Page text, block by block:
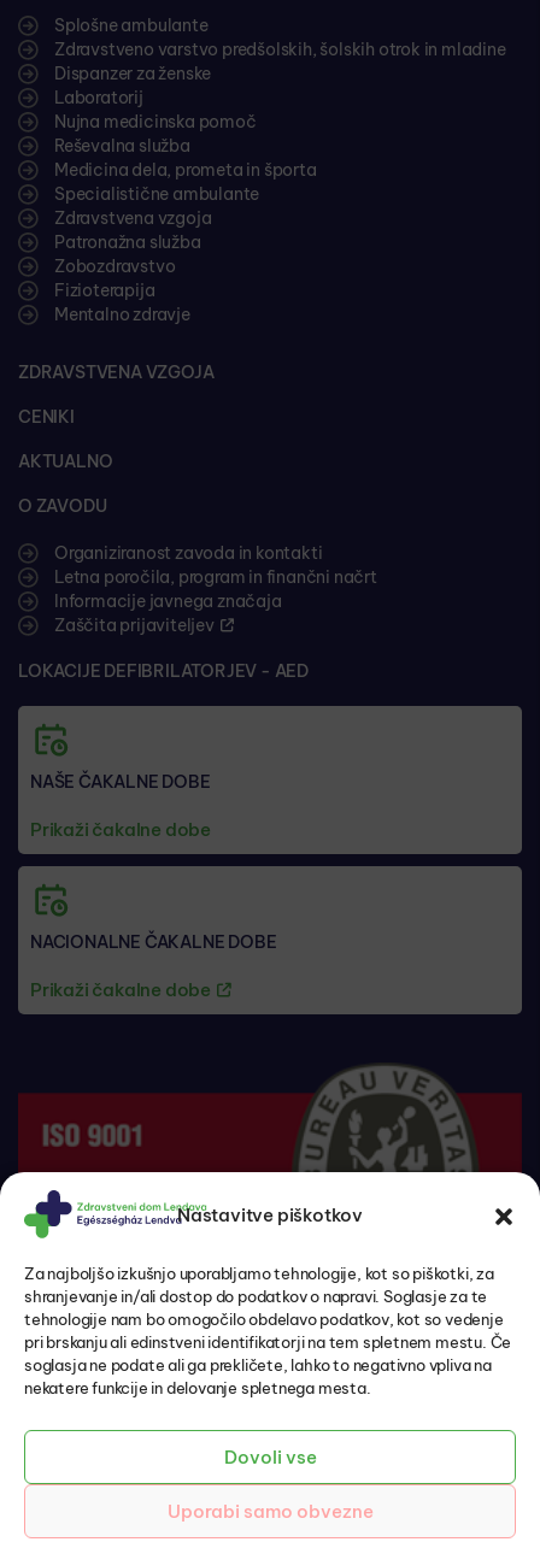
Nastavitve piškotkov
Za najboljšo izkušnjo uporabljamo tehnologije, kot so piškotki, za
shranjevanje in/ali dostop do podatkov o napravi. Soglasje za te
tehnologije nam bo omogočilo obdelavo podatkov, kot so vedenje
pri brskanju ali edinstveni identifikatorji na tem spletnem mestu. Če
soglasja ne podate ali ga prekličete, lahko to negativno vpliva na
nekatere funkcije in delovanje spletnega mesta.
Dovoli vse
Uporabi samo obvezne
Splošne ambulante
Zdravstveno varstvo predšolskih, šolskih otrok in mladine
Dispanzer za ženske
Laboratorij
Nujna medicinska pomoč
Reševalna služba
Medicina dela, prometa in športa
Specialistične ambulante
Zdravstvena vzgoja
Patronažna služba
Zobozdravstvo
Fizioterapija
Mentalno zdravje
ZDRAVSTVENA VZGOJA
CENIKI
AKTUALNO
O ZAVODU
Organiziranost zavoda in kontakti
Letna poročila, program in finančni načrt
Informacije javnega značaja
Zaščita prijaviteljev
LOKACIJE DEFIBRILATORJEV - AED
NAŠE ČAKALNE DOBE
Prikaži čakalne dobe
NACIONALNE ČAKALNE DOBE
Prikaži čakalne dobe
Pacientove pravice in dolžnosti
Piškotki
© 2026 ZD Lendava – EH Lendva